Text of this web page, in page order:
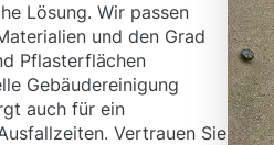
Lösung. Wir passen
und den Grad
Pflasterflächen
Gebäudereinigung
auch für ein
Vertrauen Sie